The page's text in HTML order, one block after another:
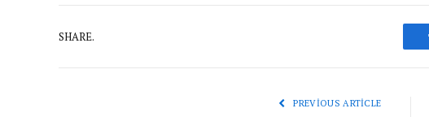
SHARE.
PREVIOUS ARTICLE